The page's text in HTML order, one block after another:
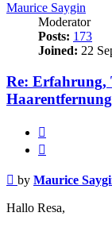
Maurice Saygin
Moderator
Posts: 173
Joined: 22
Re: Erfahrung,
Haarentfernung
post
Post
by Maurice
Hallo Resa,